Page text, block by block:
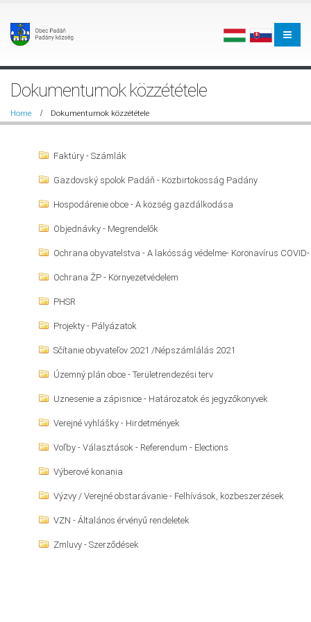
Dokumentumok közzététele
Home Dokumentumok közzététele
Faktúry - Számlák
Gazdovský spolok Padáň - Közbirtokosság Padány
Hospodárenie obce - A község gazdálkodása
Objednávky - Megrendelők
Ochrana obyvatelstva - A lakósság védelme- Koronavírus
Ochrana ŽP - Környezetvédelem
PHSR
Projekty - Pályázatok
Sčítanie obyvateľov 2021 /Népszámlálás 2021
Územný plán obce - Területrendezési terv
Uznesenie a zápisnice - Határozatok és jegyzőkönyvek
Verejné vyhlášky - Hirdetmények
Voľby - Választások - Referendum - Elections
Výberové konania
Výzvy / Verejné obstarávanie - Felhívások, közbeszerzések
VZN - Általános érvényű rendeletek
Zmluvy - Szerződések